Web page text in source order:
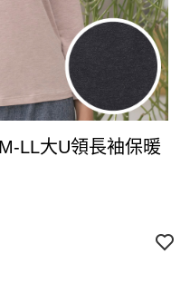
LL大U領長袖保暖